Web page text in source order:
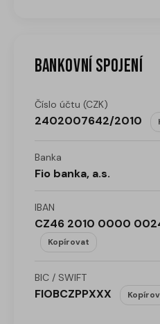
Bankovní spojení
Číslo účtu (CZK)
2402007642/2010
Banka
Fio banka, a.s.
IBAN
CZ46 2010 0000
Kopírovat
BIC / SWIFT
FIOBCZPPXXX